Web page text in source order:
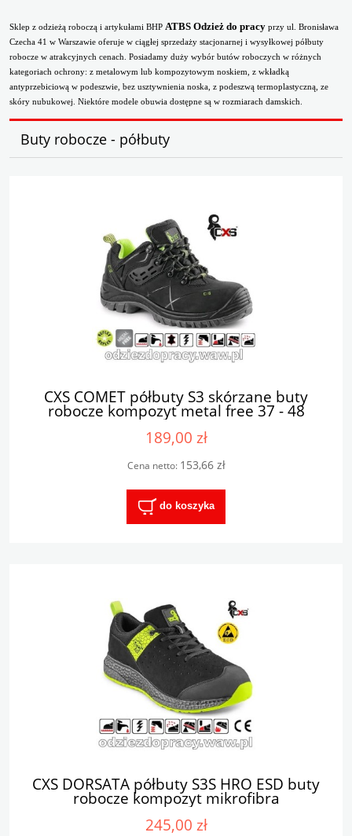
Sklep z odzieżą roboczą i artykułami BHP ATBS Odzież do pracy przy ul. Bronisława
Czecha 41 w Warszawie oferuje w ciągłej sprzedaży stacjonarnej i wysyłkowej półbuty
robocze w atrakcyjnych cenach. Posiadamy duży wybór butów roboczych w różnych
kategoriach ochrony: z metalowym lub kompozytowym noskiem, z wkładką
antyprzebiciową w podeszwie, bez usztywnienia noska, z podeszwą termoplastyczną, ze
skóry nubukowej. Niektóre modele obuwia dostępne są w rozmiarach damskich.
Buty robocze - półbuty
CXS COMET półbuty S3 skórzane buty
robocze kompozyt metal free 37 - 48
189,00 zł
Cena netto: 153,66 zł
do koszyka
CXS DORSATA półbuty S3S HRO ESD buty
robocze kompozyt mikrofibra
245,00 zł